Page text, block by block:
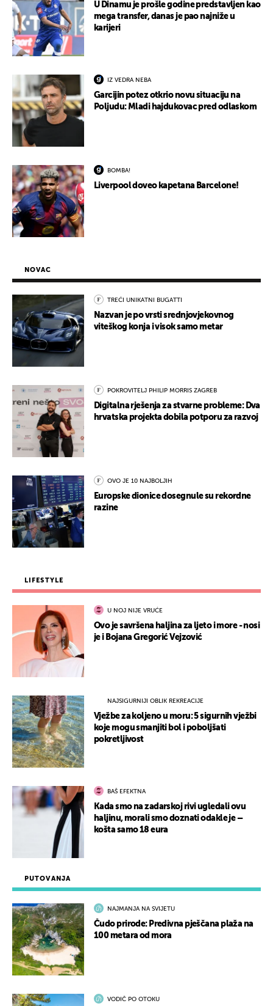
U Dinamu je prošle godine predstavljen kao
mega transfer, danas je pao najniže u
karijeri
IZ VEDRA NEBA
Garcijin potez otkrio novu situaciju na
Poljudu: Mladi hajdukovac pred odlaskom
BOMBA!
Liverpool doveo kapetana Barcelone!
PUTOVANJA
NAJMANJA NA SVIJETU
Čudo prirode: Predivna pješčana plaža na
100 metara od mora
VODIČ PO OTOKU
NOVAC
TREĆI UNIKATNI BUGATTI
Nazvan je po vrsti srednjovjekovnog
viteškog konja i visok samo metar
POKROVITELJ PHILIP MORRIS ZAGREB
Digitalna rješenja za stvarne probleme: Dva
hrvatska projekta dobila potporu za razvoj
OVO JE 10 NAJBOLJIH
Europske dionice dosegnule su rekordne
razine
LIFESTYLE
U NOJ NIJE VRUĆE
Ovo je savršena haljina za ljeto i more - nosi
je i Bojana Gregorić Vejzović
NAJSIGURNIJI OBLIK REKREACIJE
Vježbe za koljeno u moru: 5 sigurnih vježbi
koje mogu smanjiti bol i poboljšati
pokretljivost
BAŠ EFEKTNA
Kada smo na zadarskoj rivi ugledali ovu
haljinu, morali smo doznati odakle je –
košta samo 18 eura